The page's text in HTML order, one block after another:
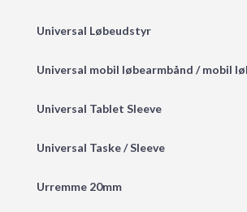
Universal Løbeudstyr
Universal mobil løbearmbånd / mobil
Universal Tablet Sleeve
Universal Taske / Sleeve
Urremme 20mm